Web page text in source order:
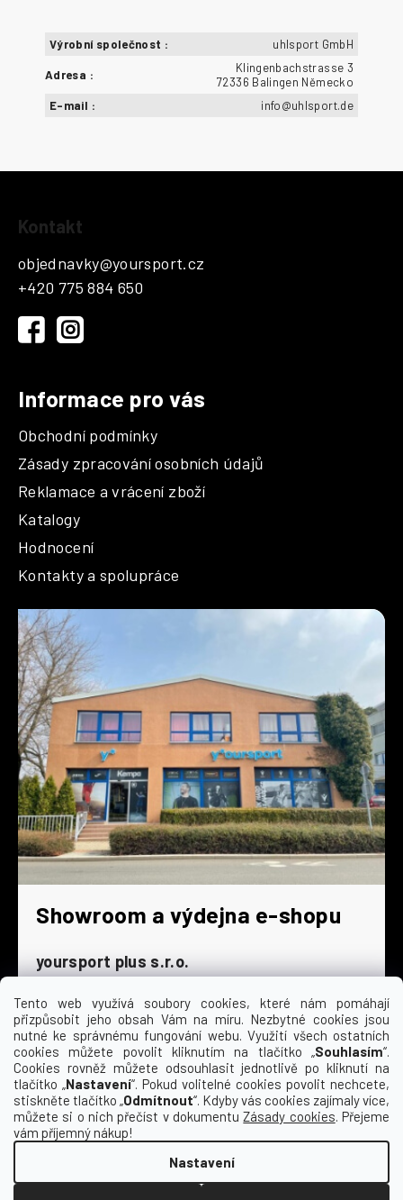
Tento web využívá soubory cookies, které nám pomáhají
přizpůsobit jeho obsah Vám na míru. Nezbytné cookies jsou
nutné ke správnému fungování webu. Využití všech ostatních
cookies můžete povolit kliknutím na tlačítko „Souhlasím“.
Cookies rovněž můžete odsouhlasit jednotlivě po kliknutí na
tlačítko „Nastavení“. Pokud volitelné cookies povolit nechcete,
stiskněte tlačítko „Odmítnout“. Kdyby vás cookies zajímaly více,
můžete si o nich přečíst v dokumentuZásady cookies. Přejeme
vám příjemný nákup!
Nastavení
Výrobní společnost : uhlsport GmbH
Adresa :
Klingenbachstrasse 3
72336 Balingen Německo
E-mail : info@uhlsport.de
Kontakt
objednavky@yoursport.cz
+420 775 884 650
Informace pro vás
Obchodní podmínky
Zásady zpracování osobních údajů
Reklamace a vrácení zboží
Katalogy
Hodnocení
Kontakty a spolupráce
Showroom a výdejna e-shopu
yoursport plus s.r.o.
Dyjská 845/4
196 00 Praha 9 - Čakovice
Po - Čt
9:00 - 16:30
Pá
9:00 - 15:30
So
zavřeno
Ne
zavřeno
Vytvořil Shoptet